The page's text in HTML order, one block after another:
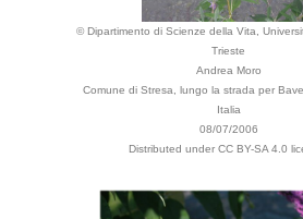
© Dipartimento di Scienze della Vita,
Trieste
Andrea Moro
Comune di Stresa, lungo la strada per
Italia
08/07/2006
Distributed under CC BY-SA 4.0